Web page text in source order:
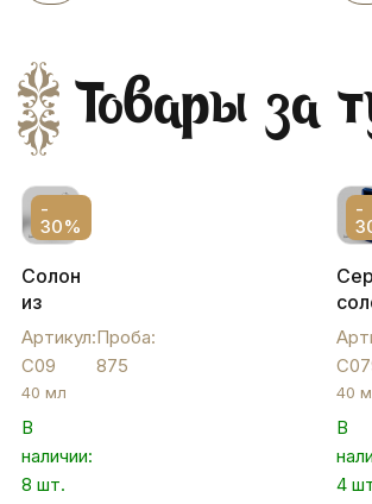
Товары за
-
30%
Солонка
из
серебра
"Цветник",
С09
Артикул:
С09
Проба:
875
40 мл
В
наличии:
8 шт.
-
с
40
В
4